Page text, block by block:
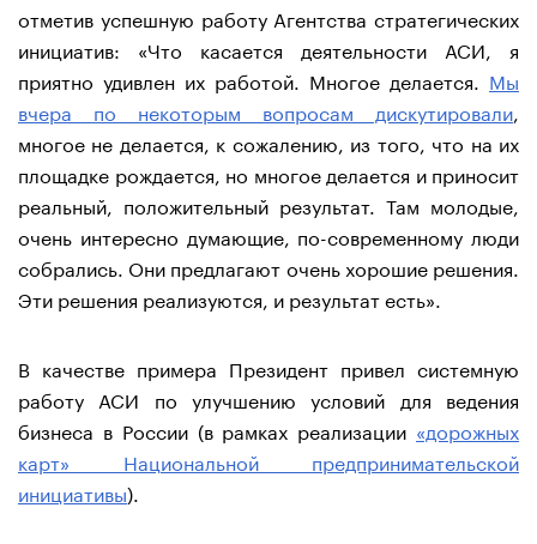
отметив успешную работу Агентства стратегических
инициатив: «Что касается деятельности АСИ, я
приятно удивлен их работой. Многое делается. Мы
вчера по некоторым вопросам дискутировали
многое не делается, к сожалению, из того, что на их
площадке рождается, но многое делается и приносит
реальный, положительный результат. Там молодые,
очень интересно думающие, по-современному люди
собрались. Они предлагают очень хорошие решения.
Эти решения реализуются, и результат есть».
В качестве примера Президент привел системную
работу АСИ по улучшению условий для ведения
бизнеса в России (в рамках реализации «дорожных
карт» Национальной предпринимательской
инициативы).